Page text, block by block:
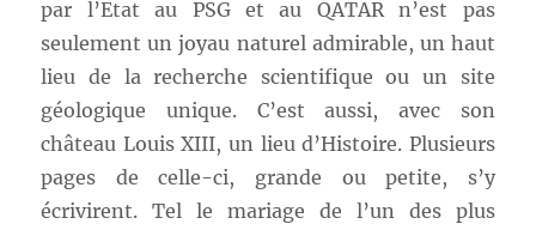
par l’Etat au PSG et au QATAR n’est pas
seulement un joyau naturel admirable, un haut
lieu de la recherche scientifique ou un site
géologique unique. C’est aussi, avec son
château Louis XIII, un lieu d’Histoire. Plusieurs
pages de celle-ci, grande ou petite, s’y
écrivirent. Tel le mariage de l’un des plus